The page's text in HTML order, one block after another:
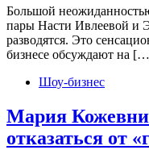
Большой
пары Насти Ивлеевой и
разводятся. Это
бизнесе обсуждают на
Шоу-бизнес
Мария
отказаться от